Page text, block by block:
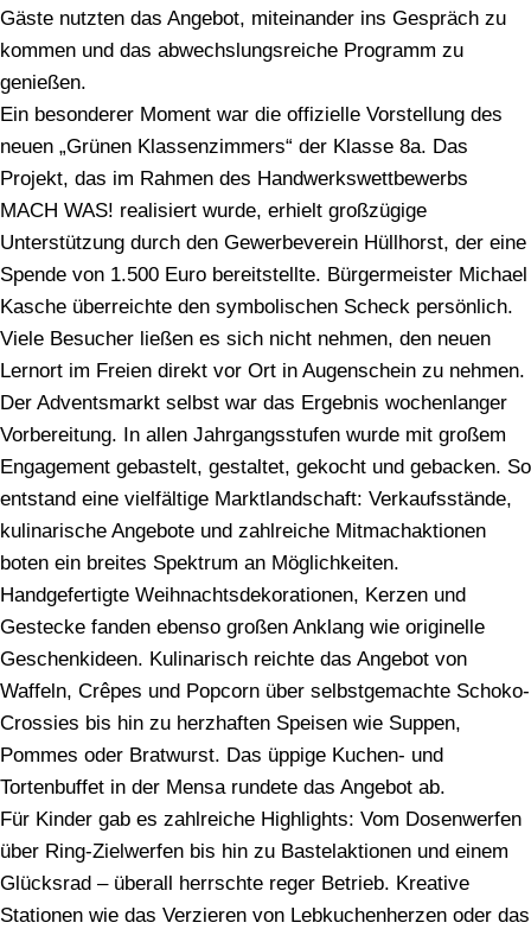
Gäste nutzten das Angebot, miteinander ins Gespräch zu
kommen und das abwechslungsreiche Programm zu
genießen.
Ein besonderer Moment war die offizielle Vorstellung des
neuen „Grünen Klassenzimmers“ der Klasse 8a. Das
Projekt, das im Rahmen des Handwerkswettbewerbs
MACH WAS! realisiert wurde, erhielt großzügige
Unterstützung durch den Gewerbeverein Hüllhorst, der eine
Spende von 1.500 Euro bereitstellte. Bürgermeister Michael
Kasche überreichte den symbolischen Scheck persönlich.
Viele Besucher ließen es sich nicht nehmen, den neuen
Lernort im Freien direkt vor Ort in Augenschein zu nehmen.
Der Adventsmarkt selbst war das Ergebnis wochenlanger
Vorbereitung. In allen Jahrgangsstufen wurde mit großem
Engagement gebastelt, gestaltet, gekocht und gebacken. So
entstand eine vielfältige Marktlandschaft: Verkaufsstände,
kulinarische Angebote und zahlreiche Mitmachaktionen
boten ein breites Spektrum an Möglichkeiten.
Handgefertigte Weihnachtsdekorationen, Kerzen und
Gestecke fanden ebenso großen Anklang wie originelle
Geschenkideen. Kulinarisch reichte das Angebot von
Waffeln, Crêpes und Popcorn über selbstgemachte Schoko-
Crossies bis hin zu herzhaften Speisen wie Suppen,
Pommes oder Bratwurst. Das üppige Kuchen- und
Tortenbuffet in der Mensa rundete das Angebot ab.
Für Kinder gab es zahlreiche Highlights: Vom Dosenwerfen
über Ring-Zielwerfen bis hin zu Bastelaktionen und einem
Glücksrad – überall herrschte reger Betrieb. Kreative
Stationen wie das Verzieren von Lebkuchenherzen oder das